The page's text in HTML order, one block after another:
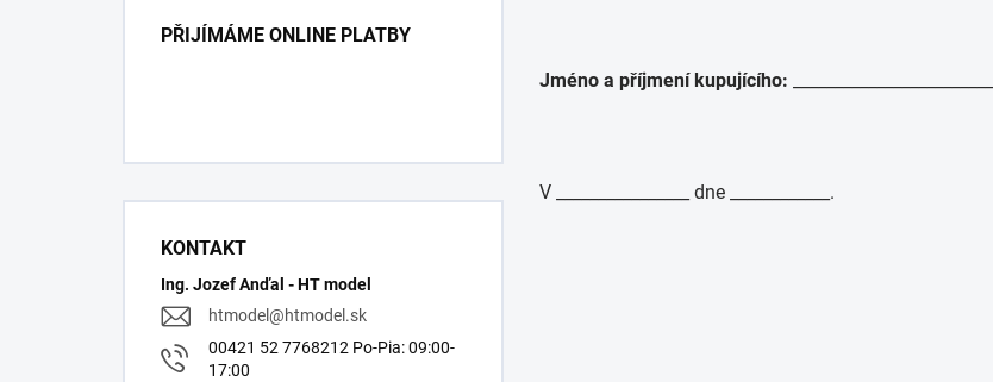
PŘIJÍMÁME ONLINE PLATBY
KONTAKT
Ing. Jozef Anďal - HT model
htmodel@htmodel.sk
00421 52 7768212 Po-Pia: 09:00-
17:00
Jméno a příjmení kupujícího:
V ________________ dne ____________.